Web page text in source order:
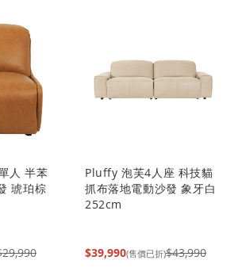
人 半苯
琥珀棕
Pluffy 泡芙4人座 科技貓
抓布落地電動沙發 象牙白
252cm
$39,990(售價已折)$43,990